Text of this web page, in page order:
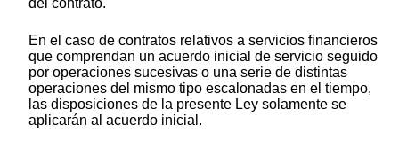
En el caso de contratos relativos a servicios financieros
que comprendan un acuerdo inicial de servicio seguido
por operaciones sucesivas o una serie de distintas
operaciones del mismo tipo escalonadas en el tiempo,
las disposiciones de la presente Ley solamente se
aplicarán al acuerdo inicial.